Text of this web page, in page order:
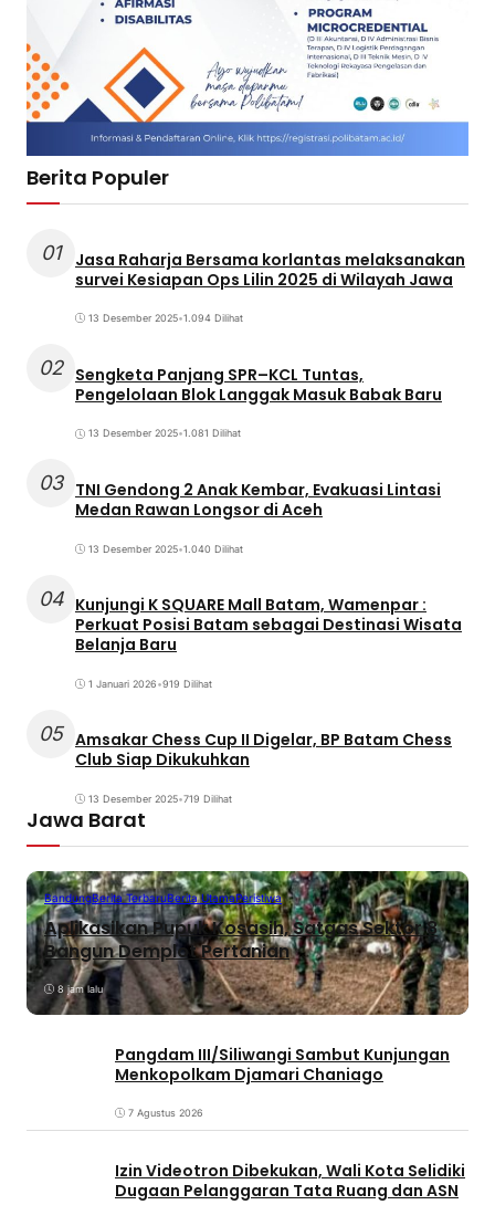
Berita Populer
01
Jasa Raharja Bersama korlantas melaksanakan
survei Kesiapan Ops Lilin 2025 di Wilayah Jawa
13 Desember 2025•1.094 Dilihat
02 Sengketa Panjang SPR–KCL Tuntas,
Pengelolaan Blok Langgak Masuk Babak Baru
13 Desember 2025•1.081 Dilihat
03 TNI Gendong 2 Anak Kembar, Evakuasi Lintasi
Medan Rawan Longsor di Aceh
13 Desember 2025•1.040 Dilihat
04 Kunjungi K SQUARE Mall Batam, Wamenpar :
Perkuat Posisi Batam sebagai Destinasi Wisata
Belanja Baru
1 Januari 2026•919 Dilihat
05 Amsakar Chess Cup II Digelar, BP Batam Chess
Club Siap Dikukuhkan
13 Desember 2025•719 Dilihat
Jawa Barat
BandungBerita TerbaruBerita UtamaPeristiwa
Aplikasikan Pupuk Kosasih, Satgas Sektor 8
Bangun Demplot Pertanian
8 jam lalu
Pangdam III/Siliwangi Sambut Kunjungan
Menkopolkam Djamari Chaniago
7 Agustus 2026
Izin Videotron Dibekukan, Wali Kota Selidiki
Dugaan Pelanggaran Tata Ruang dan ASN